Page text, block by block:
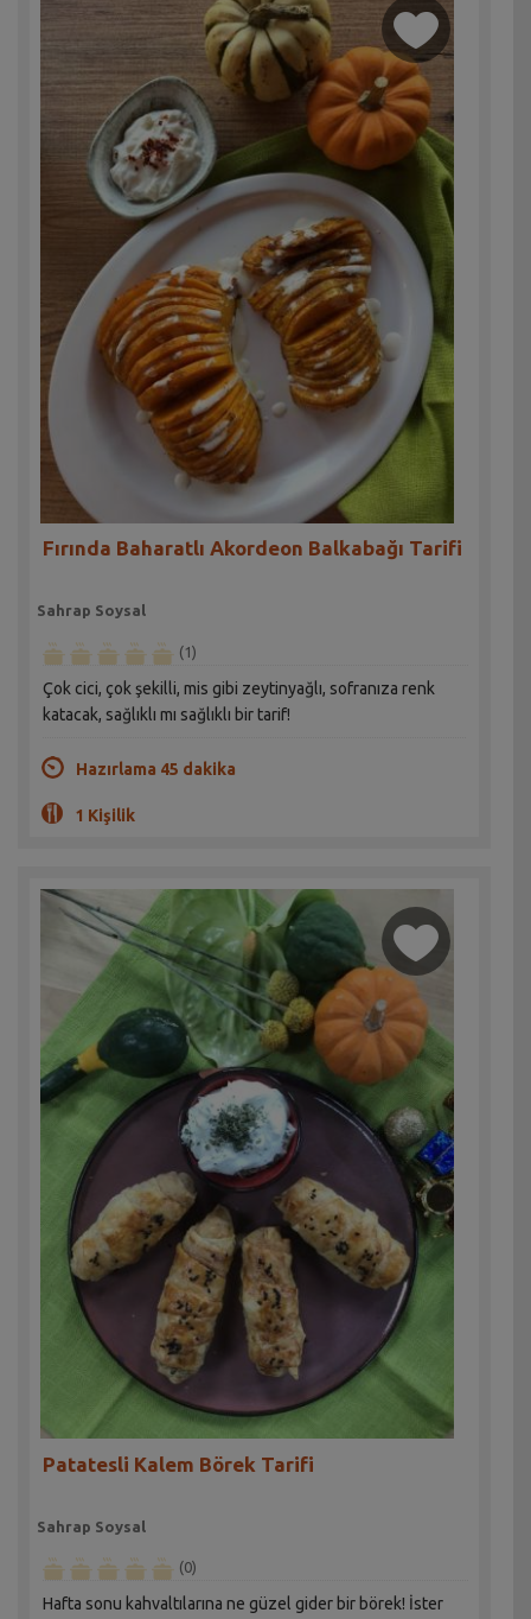
Fırında Baharatlı Akordeon Balkabağı Tarifi
Sahrap Soysal
(1)
Çok cici, çok şekilli, mis gibi zeytinyağlı, sofranıza renk
katacak, sağlıklı mı sağlıklı bir tarif!
Hazırlama 45 dakika
1 Kişilik
Patatesli Kalem Börek Tarifi
Sahrap Soysal
(0)
Hafta sonu kahvaltılarına ne güzel gider bir börek! İster